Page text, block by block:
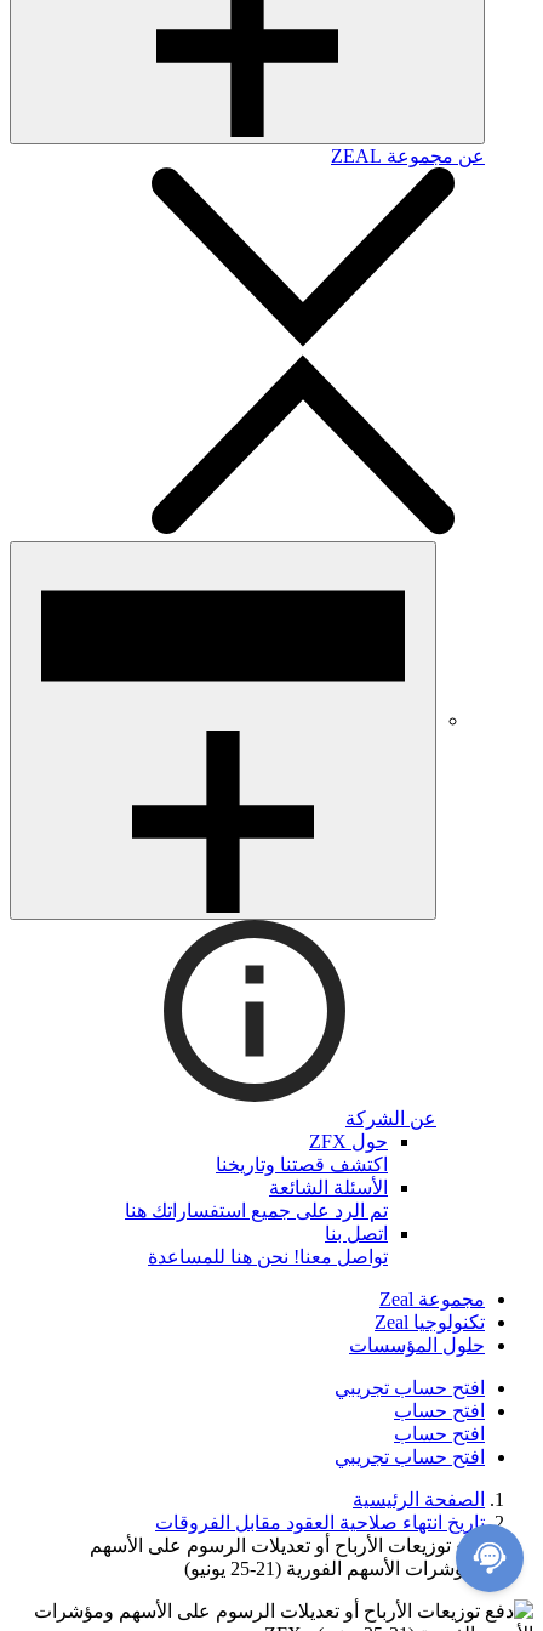
عن مجموعة ZEAL
عن الشركة
حول ZFX
اكتشف قصتنا وتاريخنا
الأسئلة الشائعة
تم الرد على جميع استفساراتك هنا
اتصل بنا
تواصل معنا! نحن هنا للمساعدة
مجموعة Zeal
تكنولوجيا Zeal
حلول المؤسسات
افتح حساب تجريبي
افتح حساب
افتح حساب
افتح حساب تجريبي
الصفحة الرئيسية
تاريخ انتهاء صلاحية العقود مقابل الفروقات
دفع توزيعات الأرباح أو تعديلات الرسوم على الأسهم
ومؤشرات الأسهم الفورية (21-25 يونيو)